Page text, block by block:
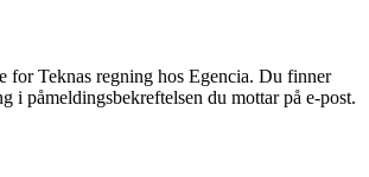
for Teknas regning hos Egencia. Du finner
i påmeldingsbekreftelsen du mottar på e-post.